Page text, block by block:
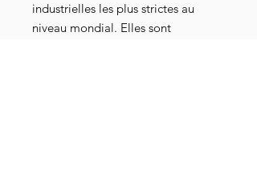
industrielles les plus strictes au
niveau mondial. Elles sont